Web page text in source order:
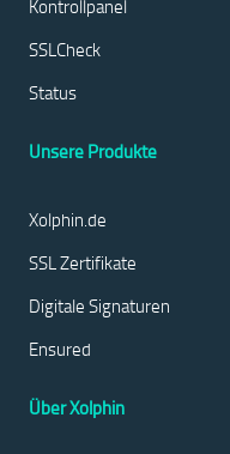
Kontrollpanel
SSLCheck
Status
Unsere Produkte
Xolphin.de
SSL Zertifikate
Digitale Signaturen
Ensured
Über Xolphin